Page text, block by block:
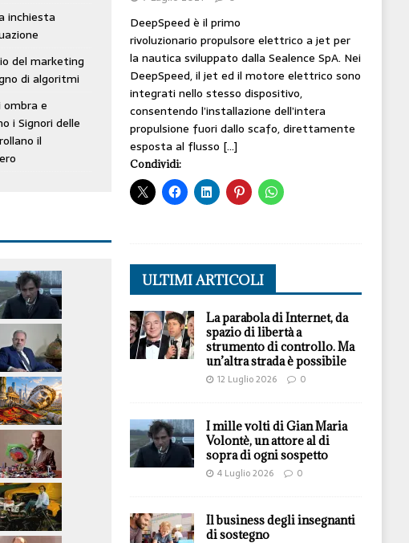
inchiesta
del marketing
di algoritmi
e
i Signori delle
il
DeepSpeed è il primo
rivoluzionario propulsore elettrico a jet per
la nautica sviluppato dalla Sealence SpA. Nei
DeepSpeed, il jet ed il motore elettrico sono
integrati nello stesso dispositivo,
consentendo l’installazione dell’intera
propulsione fuori dallo scafo, direttamente
esposta al flusso […]
Condividi:
ULTIMI ARTICOLI
La parabola di Internet, da
spazio di libertà a
strumento di controllo. Ma
un’altra strada è possibile
12 Luglio 2026 0
I mille volti di Gian Maria
Volontè, un attore al di
sopra di ogni sospetto
4 Luglio 2026 0
Il business degli insegnanti
di sostegno